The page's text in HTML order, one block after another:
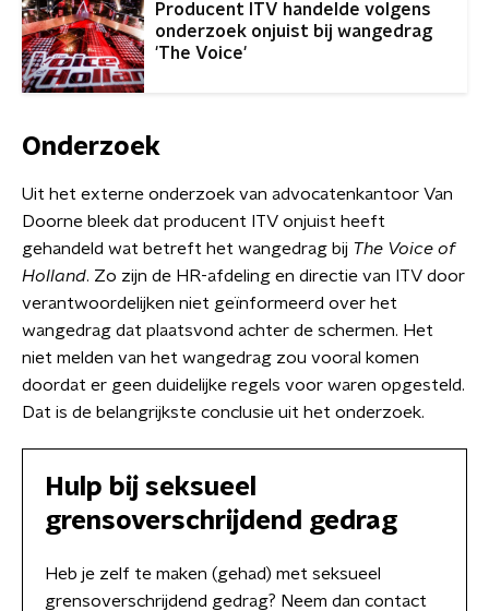
Producent ITV handelde volgens
onderzoek onjuist bij wangedrag
'The Voice'
Onderzoek
Uit het externe onderzoek van advocatenkantoor Van
Doorne bleek dat producent ITV onjuist heeft
gehandeld wat betreft het wangedrag bij The Voice of
Holland. Zo zijn de HR-afdeling en directie van ITV door
verantwoordelijken niet geïnformeerd over het
wangedrag dat plaatsvond achter de schermen. Het
niet melden van het wangedrag zou vooral komen
doordat er geen duidelijke regels voor waren opgesteld.
Dat is de belangrijkste conclusie uit het onderzoek.
Hulp bij seksueel
grensoverschrijdend gedrag
Heb je zelf te maken (gehad) met seksueel
grensoverschrijdend gedrag? Neem dan contact